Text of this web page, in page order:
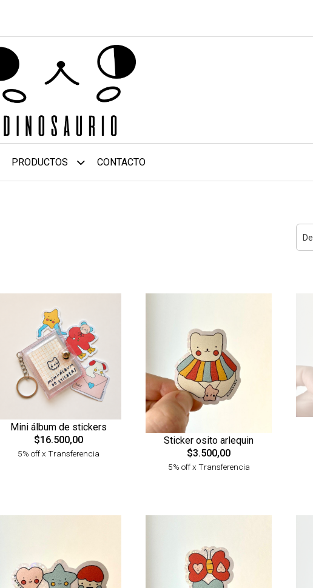
PRODUCTOS CONTACTO
Mini álbum de stickers
$16.500,00
5% off x Transferencia
Sticker osito arlequin
$3.500,00
5% off x Transferencia